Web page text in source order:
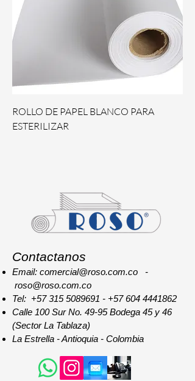
ROLLO DE PAPEL BLANCO PARA
ESTERILIZAR
Contactanos
Email: comercial@roso.com.co -
roso@roso.com.co
Tel: +57 315 5089691 - +57 604 4441862
Calle 100 Sur No. 49-95 Bodega 45 y 46
(Sector La Tablaza)
La Estrella - Antioquia - Colombia